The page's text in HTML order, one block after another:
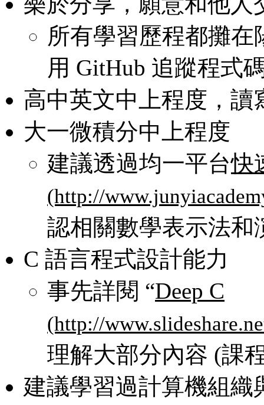
所有學習歷程都攤在
用 GitHub 追蹤程式
高中英文中上程度，讀
大一微積分中上程度
建議透過均一平台快
認相關數學表示法和
C 語言程式設計能力
事先詳閱 “Deep C
理解大部分內容 (課
建議學習過計算機組織